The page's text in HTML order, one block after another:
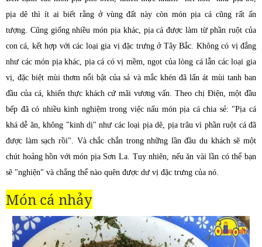
pịa dê thì ít ai biết rằng ở vùng đất này còn món pịa cá cũng rất ấn
tượng. Cũng giống nhiều món pịa khác, pịa cá được làm từ phần ruột của
con cá, kết hợp với các loại gia vị đặc trưng ở Tây Bắc. Không có vị đắng
như các món pịa khác, pịa cá có vị mềm, ngọt của lòng cá lẫn các loại gia
vị, đặc biệt mùi thơm nổi bật của sả và mắc khén đã lấn át mùi tanh ban
đầu của cá, khiến thực khách cứ mãi vương vấn. Theo chị Điện, một đầu
bếp đã có nhiều kinh nghiệm trong việc nấu món pịa cá chia sẻ: "Pịa cá
khá dễ ăn, không "kinh dị" như các loại pịa dê, pịa trâu vì phần ruột cá đã
được làm sạch rồi". Và chắc chắn trong những lần đầu du khách sẽ một
chút hoảng hồn với món pịa Sơn La. Tuy nhiên, nếu ăn vài lần có thể bạn
sẽ "nghiện" và chẳng thể nào quên được dư vị đặc trưng của nó.
Món cá nhảy